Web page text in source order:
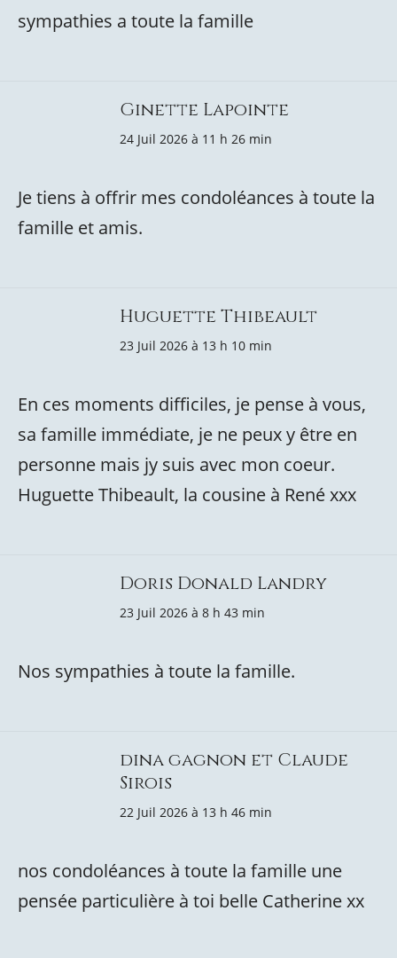
sympathies a toute la famille
Ginette Lapointe
24 Juil 2026 à 11 h 26 min
Je tiens à offrir mes condoléances à toute la
famille et amis.
Huguette Thibeault
23 Juil 2026 à 13 h 10 min
En ces moments difficiles, je pense à vous,
sa famille immédiate, je ne peux y être en
personne mais jy suis avec mon coeur.
Huguette Thibeault, la cousine à René xxx
Doris Donald Landry
23 Juil 2026 à 8 h 43 min
Nos sympathies à toute la famille.
dina gagnon et Claude
Sirois
22 Juil 2026 à 13 h 46 min
nos condoléances à toute la famille une
pensée particulière à toi belle Catherine xx